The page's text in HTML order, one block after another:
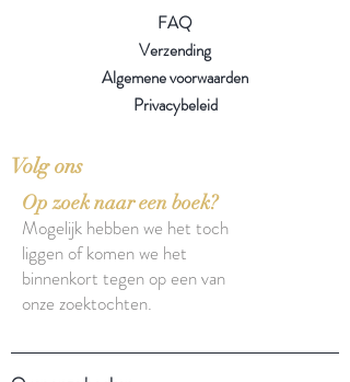
FAQ
Verzending
Algemene voorwaarden
Privacybeleid
Volg ons
Op zoek naar een boek?
Mogelijk hebben we het toch
liggen of komen we het
binnenkort tegen op een van
onze zoektochten.